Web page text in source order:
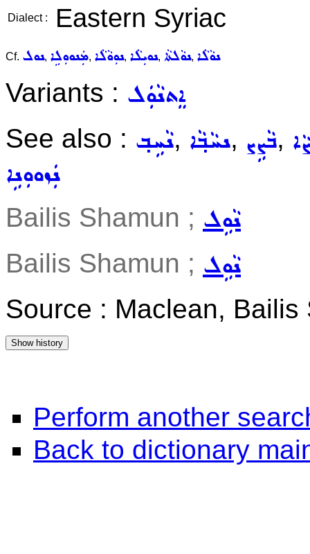
Dialect : Eastern Syriac
Cf. ܢܘܠ, ܡܲܢܘܘܼܠܹܐ, ܢܘܼܘܵܠܵܐ, ܢܘܝܼܠܵܐ, ܢܘܵܠܬܵܐ, ܢܘܵܠܵܐ
Variants : ܐܸܬܢܵܘܲܠ
See also : ܢܵܚܹܒ݂, ܢܚܵܒ݂ܵܐ, ܒܵܨܹܨ,
ܢܲܙܘܘܼܢܹܐ
Bailis Shamun ; ܢܵܘܹܠ
Bailis Shamun ; ܢܵܘܹܠ
Source : Maclean, Bailis
Perform another
Back to dictionary